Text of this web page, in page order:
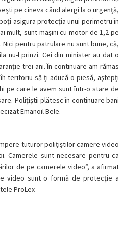
pe cineva când alergi la o urgenţă,
asigura protecţia unui perimetru în
mult, sunt maşini cu motor de 1,2 pe
pentru patrulare nu sunt bune, că,
nu-l prinzi. Cei din minister au dat o
trei ani. În continuare am rămas
teritoriu să-ţi aducă o piesă, aştepţi
pe care le avem sunt într-o stare de
Poliţiştii plătesc în continuare bani
Emanoil Bele.
tuturor poliţiştilor camere video
Camerele sunt necesare pentru ca
de pe camerele video”, a afirmat
video sunt o formă de protecţie a
ProLex